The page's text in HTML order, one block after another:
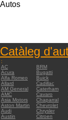
Autos
Catàleg
:
AC
BRM
Acura
Bugatti
Alfa Romeo
Buick
Allard
Cadillac
AM General
Caterham
AMC
Cavaro
Asia Motors
Chaparral
Aston Martin
Chevrolet
Audi
Chrysler
Austin
Citroen